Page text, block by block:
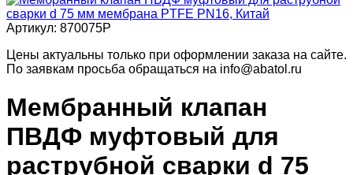
Артикул: 870075P
Цены актуальны только при оформлении заказа на сайте.
По заявкам просьба обращаться на info@abatol.ru
Мембранный клапан
ПВДФ муфтовый для
раструбной сварки d 75